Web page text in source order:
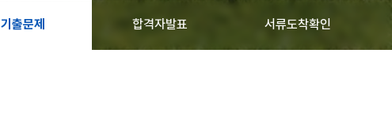
기출문제 합격자발표 서류도착확인